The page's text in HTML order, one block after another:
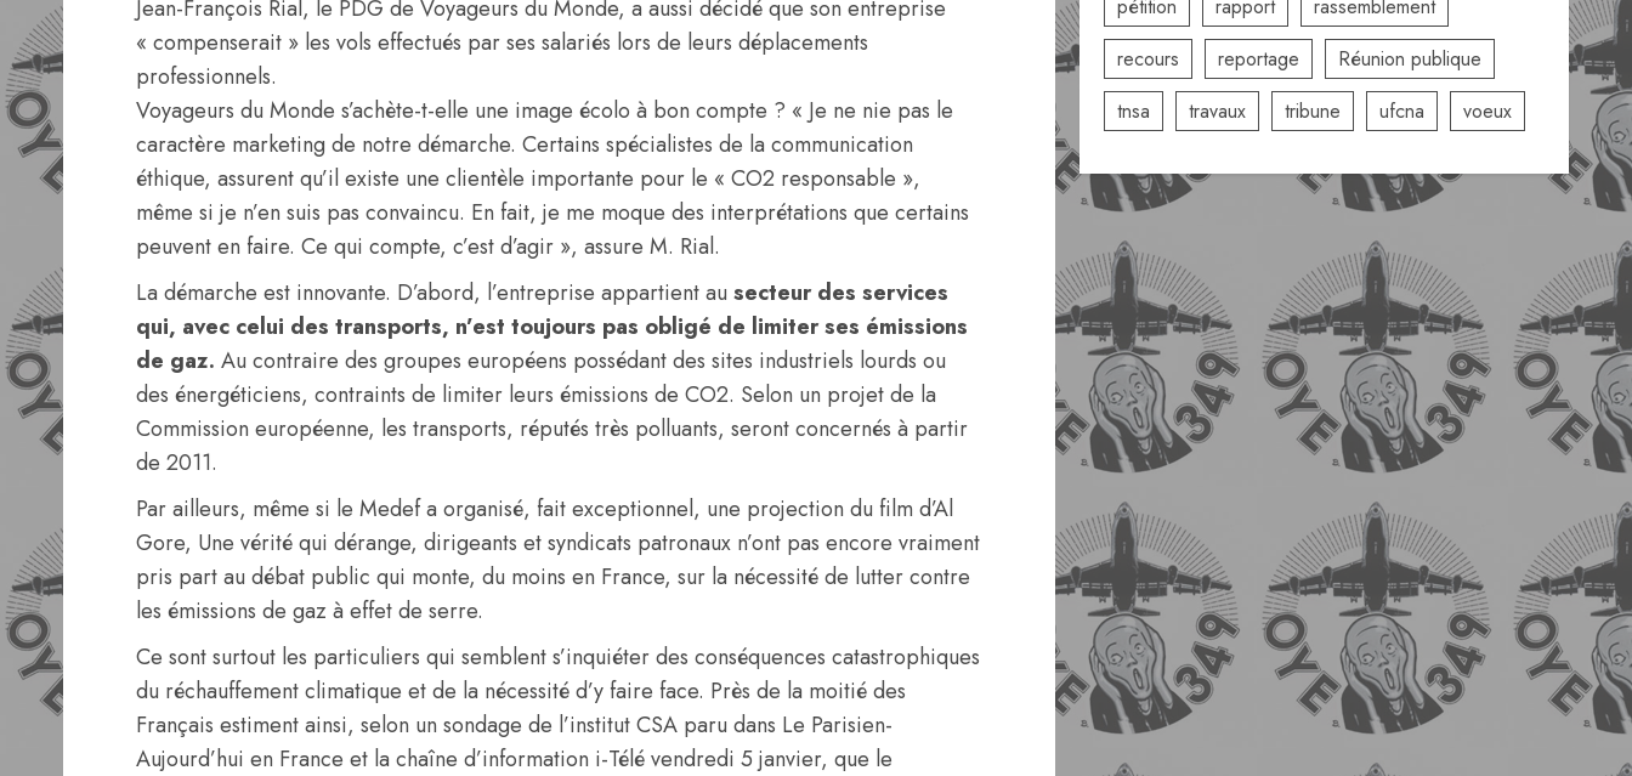
Jean-François Rial, le PDG de Voyageurs du Monde, a aussi décidé que son entreprise
« compenserait » les vols effectués par ses salariés lors de leurs déplacements
professionnels.
Voyageurs du Monde s’achète-t-elle une image écolo à bon compte ? « Je ne nie pas le
caractère marketing de notre démarche. Certains spécialistes de la communication
éthique, assurent qu’il existe une clientèle importante pour le « CO2 responsable »,
même si je n’en suis pas convaincu. En fait, je me moque des interprétations que certains
peuvent en faire. Ce qui compte, c’est d’agir », assure M. Rial.
La démarche est innovante. D’abord, l’entreprise appartient au secteur des services
qui, avec celui des transports, n’est toujours pas obligé de limiter ses émissions
de gaz. Au contraire des groupes européens possédant des sites industriels lourds ou
des énergéticiens, contraints de limiter leurs émissions de CO2. Selon un projet de la
Commission européenne, les transports, réputés très polluants, seront concernés à partir
de 2011.
Par ailleurs, même si le Medef a organisé, fait exceptionnel, une projection du film d’Al
Gore, Une vérité qui dérange, dirigeants et syndicats patronaux n’ont pas encore vraiment
pris part au débat public qui monte, du moins en France, sur la nécessité de lutter contre
les émissions de gaz à effet de serre.
Ce sont surtout les particuliers qui semblent s’inquiéter des conséquences catastrophiques
du réchauffement climatique et de la nécessité d’y faire face. Près de la moitié des
Français estiment ainsi, selon un sondage de l’institut CSA paru dans Le Parisien-
Aujourd’hui en France et la chaîne d’information i-Télé vendredi 5 janvier, que le
pétition
rapport
rassemblement
recours
reportage
Réunion publique
tnsa
travaux tribune ufcna voeux